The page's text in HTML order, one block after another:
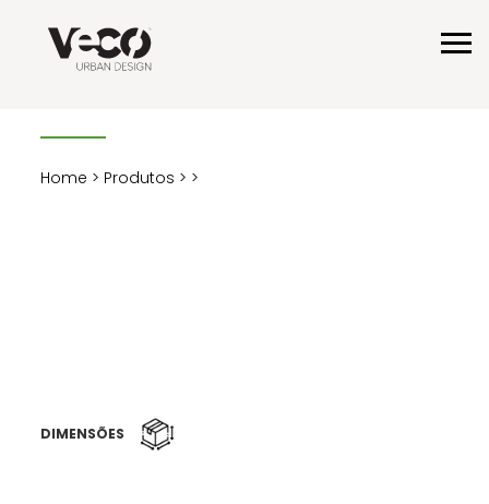
Home > Produtos > >
DIMENSÕES